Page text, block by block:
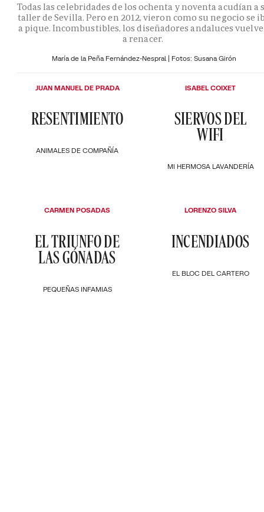
Todas las celebridades de los ochenta y noventa acudían a
taller de Sevilla. Pero en 2012, vieron como su negocio se
a pique. Incombustibles, los diseñadores andaluces
a renacer.
María de la Peña Fernández-Nespral | Fotos: Susana Girón
ANIMALES DE COMPAÑÍA
RESENTIMIENTO
JUAN MANUEL DE PRADA
MI HERMOSA LAVANDERÍA
SIERVOS DEL
WIFI
ISABEL COIXET
PEQUEÑAS INFAMIAS
EL TRIUNFO DE
LAS GÓNADAS
CARMEN POSADAS
EL BLOC DEL CARTERO
INCENDIADOS
LORENZO SILVA